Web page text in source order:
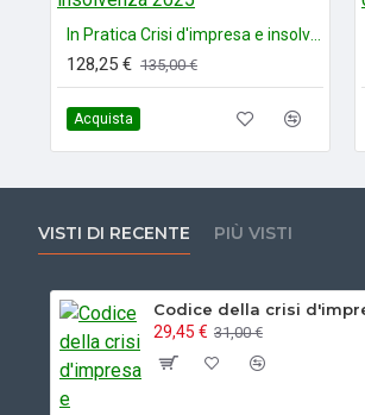
128,25 € 135,00 €
Acquista
VISTI DI RECENTE PIÙ VISTI
29,45 € 31,00 €